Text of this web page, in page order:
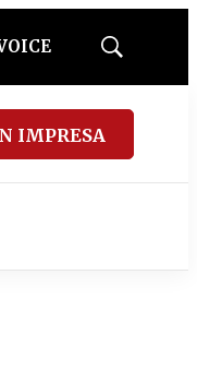
Mostrar
IMPRESA